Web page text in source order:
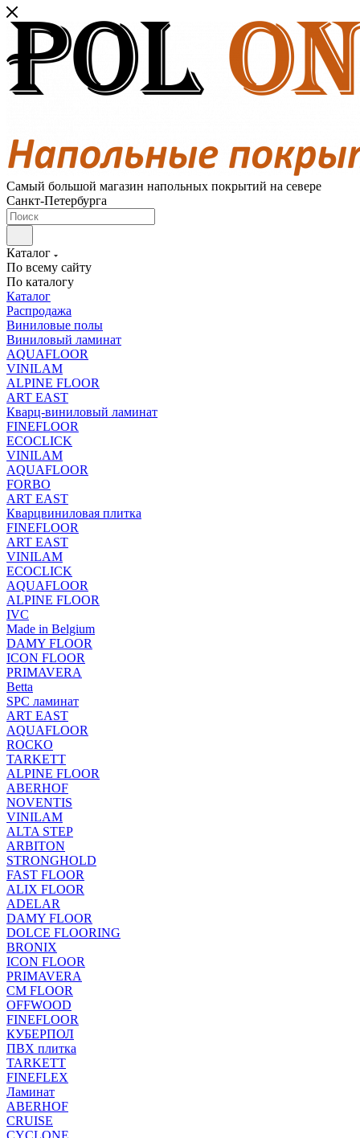
Самый большой магазин напольных покрытий на севере
Санкт-Петербурга
Каталог
По всему сайту
По каталогу
Каталог
Распродажа
Виниловые полы
Виниловый ламинат
AQUAFLOOR
VINILAM
ALPINE FLOOR
ART EAST
Кварц-виниловый ламинат
FINEFLOOR
ECOCLICK
VINILAM
AQUAFLOOR
FORBO
ART EAST
Кварцвиниловая плитка
FINEFLOOR
ART EAST
VINILAM
ECOCLICK
AQUAFLOOR
ALPINE FLOOR
IVC
Made in Belgium
DAMY FLOOR
ICON FLOOR
PRIMAVERA
Betta
SPC ламинат
ART EAST
AQUAFLOOR
ROCKO
TARKETT
ALPINE FLOOR
ABERHOF
NOVENTIS
VINILAM
ALTA STEP
ARBITON
STRONGHOLD
FAST FLOOR
ALIX FLOOR
ADELAR
DAMY FLOOR
DOLCE FLOORING
BRONIX
ICON FLOOR
PRIMAVERA
CM FLOOR
OFFWOOD
FINEFLOOR
КУБЕРПОЛ
ПВХ плитка
TARKETT
FINEFLEX
Ламинат
ABERHOF
CRUISE
CYCLONE